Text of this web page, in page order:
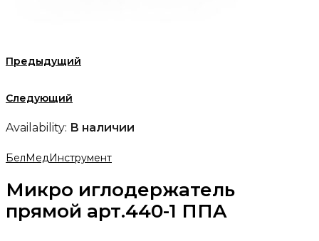
Предыдущий
Следующий
Availability: В наличии
БелМедИнструмент
Микро иглодержатель
прямой арт.440-1 ППA